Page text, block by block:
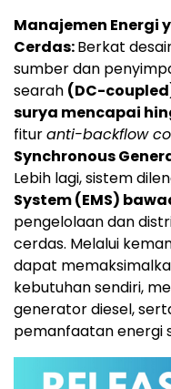
Manajemen Energi
Cerdas:Berkat
sumber dan
searah (DC-
surya mencapai
fituranti-backflow
Synchronous
Lebih lagi, sistem
System (EMS)
pengelolaan dan
cerdas. Melalui
dapat
kebutuhan sendiri,
generator diesel,
pemanfaatan energi